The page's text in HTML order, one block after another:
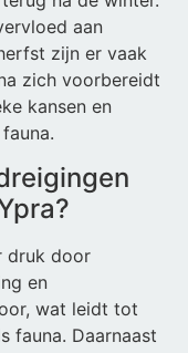
aan
zijn er vaak
zich voorbereidt
kansen en
druk door
en
wat leidt tot
fauna. Daarnaast